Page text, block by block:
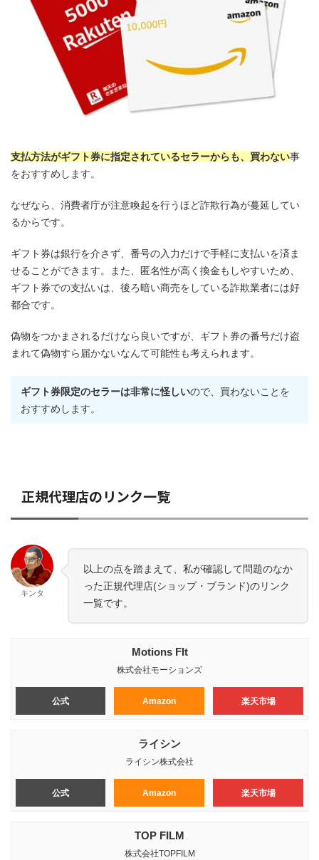
支払方法がギフト券に指定されているセラーからも、買わない事
をおすすめします。
なぜなら、消費者庁が注意喚起を行うほど詐欺行為が蔓延してい
るからです。
ギフト券は銀行を介さず、番号の入力だけで手軽に支払いを済ま
せることができます。また、匿名性が高く換金もしやすいため、
ギフト券での支払いは、後ろ暗い商売をしている詐欺業者には好
都合です。
偽物をつかまされるだけなら良いですが、ギフト券の番号だけ盗
まれて偽物すら届かないなんて可能性も考えられます。
ギフト券限定のセラーは非常に怪しいので、買わないことを
おすすめします。
正規代理店のリンク一覧
キンタ
以上の点を踏まえて、私が確認して問題のなか
った正規代理店(ショップ・ブランド)のリンク
一覧です。
Motions FIt
株式会社モーションズ
公式 Amazon 楽天市場
ライシン
ライシン株式会社
公式 Amazon 楽天市場
TOP FILM
株式会社TOPFILM